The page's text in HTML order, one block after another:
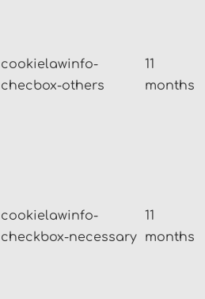
cookielawinfo-
checbox-others
11
months
cookielawinfo-
checkbox-necessary
11
months